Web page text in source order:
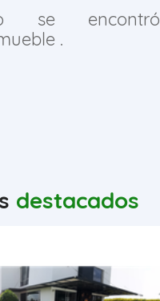
se encontró
.
destacados